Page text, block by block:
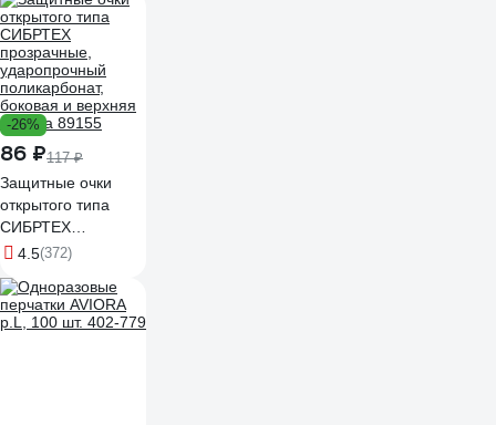
И-8034-И/1ПХ
-26%
86 ₽117 ₽
Защитные очки
открытого типа
СИБРТЕХ
прозрачные,
поликарбонат,
боковая и верхняя
4.5(372)